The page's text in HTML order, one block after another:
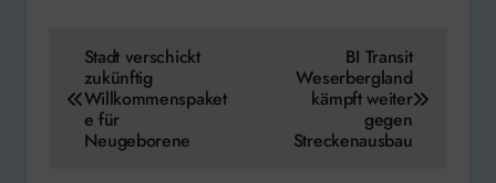
Beitragsnavigation
Stadt verschickt
zukünftig
Willkommenspaket
e für
Neugeborene
BI Transit
Weserbergland
kämpft weiter
gegen
Streckenausbau